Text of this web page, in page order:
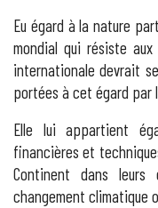
Eu égard à la nature
mondial qui résiste aux
internationale devrait
portées à cet égard par
Elle lui appartient
financières et
Continent dans
changement climatique